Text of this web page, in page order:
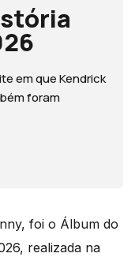
em que Kendrick
foram
foi o Álbum do
realizada na